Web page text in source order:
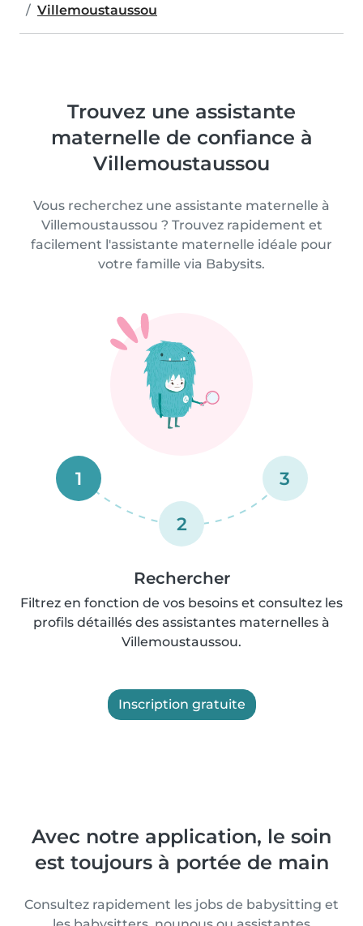
Villemoustaussou
Trouvez une assistante
maternelle de confiance à
Villemoustaussou
Vous recherchez une assistante maternelle à
Villemoustaussou ? Trouvez rapidement et
facilement l'assistante maternelle idéale pour
votre famille via Babysits.
1
2
3
Rechercher
Filtrez en fonction de vos besoins et consultez les
profils détaillés des assistantes maternelles à
Villemoustaussou.
Inscription gratuite
Avec notre application, le soin
est toujours à portée de main
Consultez rapidement les jobs de babysitting et